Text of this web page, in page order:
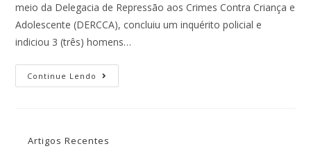
meio da Delegacia de Repressão aos Crimes Contra Criança e
Adolescente (DERCCA), concluiu um inquérito policial e
indiciou 3 (três) homens…
Continue Lendo
Artigos Recentes